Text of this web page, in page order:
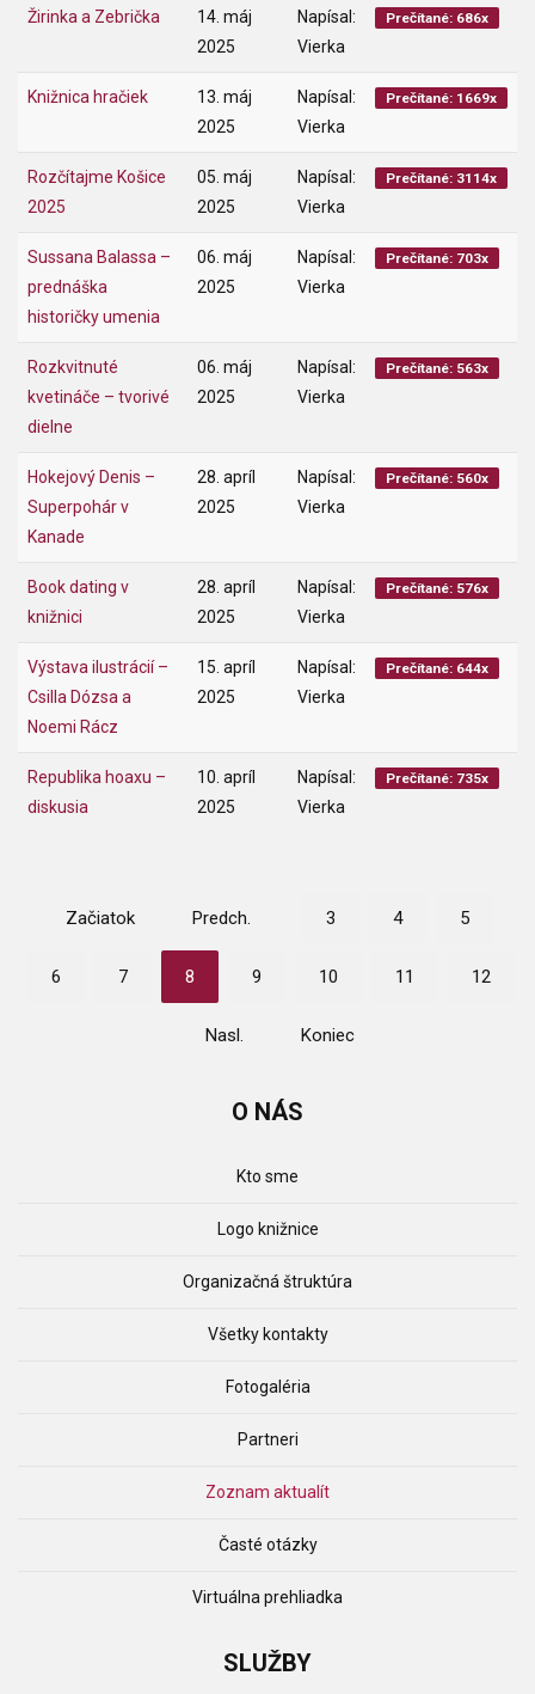
Žirinka a Zebrička
14. máj
2025
Napísal:
Vierka
Prečítané: 686x
Knižnica hračiek
13. máj
2025
Napísal:
Vierka
Prečítané: 1669x
Rozčítajme Košice
2025
05. máj
2025
Napísal:
Vierka
Prečítané: 3114x
Sussana Balassa –
prednáška
historičky umenia
06. máj
2025
Napísal:
Vierka
Prečítané: 703x
Rozkvitnuté
kvetináče – tvorivé
dielne
06. máj
2025
Napísal:
Vierka
Prečítané: 563x
Hokejový Denis –
Superpohár v
Kanade
28. apríl
2025
Napísal:
Vierka
Prečítané: 560x
Book dating v
knižnici
28. apríl
2025
Napísal:
Vierka
Prečítané: 576x
Výstava ilustrácií –
Csilla Dózsa a
Noemi Rácz
15. apríl
2025
Napísal:
Vierka
Prečítané: 644x
Republika hoaxu –
diskusia
10. apríl
2025
Napísal:
Vierka
Prečítané: 735x
Začiatok Predch. 3 4 5
6 7 8 9 10 11 12
Nasl. Koniec
O NÁS
Kto sme
Logo knižnice
Organizačná štruktúra
Všetky kontakty
Fotogaléria
Partneri
Zoznam aktualít
Časté otázky
Virtuálna prehliadka
SLUŽBY